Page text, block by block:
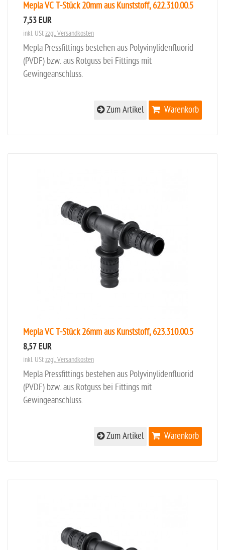
Mepla VC T-Stück 20mm aus Kunststoff, 622.310.00.5
7,53 EUR
inkl. UStzzgl. Versandkosten
Mepla Pressfittings bestehen aus Polyvinylidenfluorid
(PVDF) bzw. aus Rotguss bei Fittings mit
Gewingeanschluss.
Warenkorb
Zum Artikel
Mepla VC T-Stück 26mm aus Kunststoff, 623.310.00.5
8,57 EUR
inkl. UStzzgl. Versandkosten
Mepla Pressfittings bestehen aus Polyvinylidenfluorid
(PVDF) bzw. aus Rotguss bei Fittings mit
Gewingeanschluss.
Warenkorb
Zum Artikel